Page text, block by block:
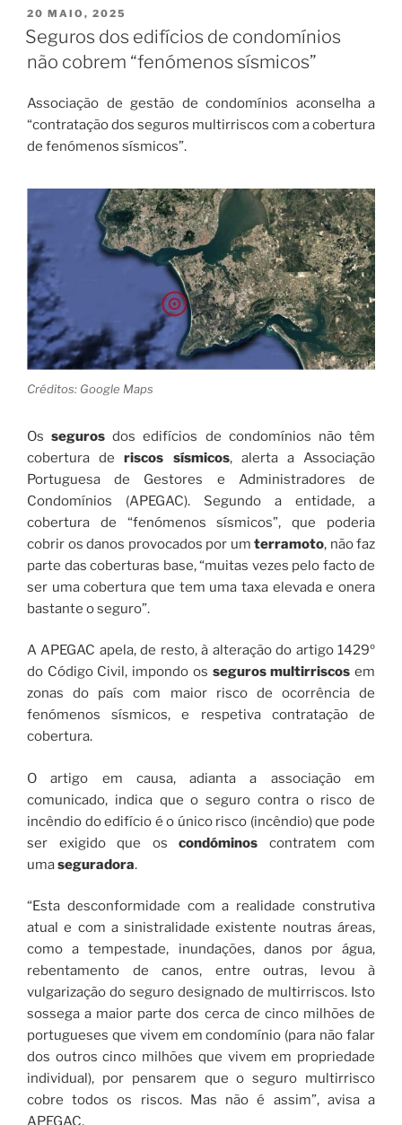
PUBLICADO
EM
20 MAIO, 2025
Seguros dos edifícios de condomínios
não cobrem “fenómenos sísmicos”
Associação de gestão de condomínios aconselha a
“contratação dos seguros multirriscos com a cobertura
de fenómenos sísmicos”.
Créditos: Google Maps
Ossegurosdos edifícios de condomínios não têm
cobertura de riscos sísmicos, alerta a Associação
Portuguesa de Gestores e Administradores de
Condomínios (APEGAC). Segundo a entidade, a
cobertura de “fenómenos sísmicos”, que poderia
cobrir os danos provocados por um terramoto, não faz
parte das coberturas base, “muitas vezes pelo facto de
ser uma cobertura que tem uma taxa elevada e onera
bastante o seguro”.
A APEGAC apela, de resto, à alteração do artigo 1429º
do Código Civil, impondo os seguros multirriscos em
zonas do país com maior risco de ocorrência de
fenómenos sísmicos, e respetiva contratação de
cobertura.
O artigo em causa, adianta a associação em
comunicado, indica que o seguro contra o risco de
incêndio do edifício é o único risco (incêndio) que pode
ser exigido que os condóminos contratem com
umaseguradora.
“Esta desconformidade com a realidade construtiva
atual e com a sinistralidade existente noutras áreas,
como a tempestade, inundações, danos por água,
rebentamento de canos, entre outras, levou à
vulgarização do seguro designado de multirriscos. Isto
sossega a maior parte dos cerca de cinco milhões de
portugueses que vivem em condomínio (para não falar
dos outros cinco milhões que vivem em propriedade
individual), por pensarem que o seguro multirrisco
cobre todos os riscos. Mas não é assim”, avisa a